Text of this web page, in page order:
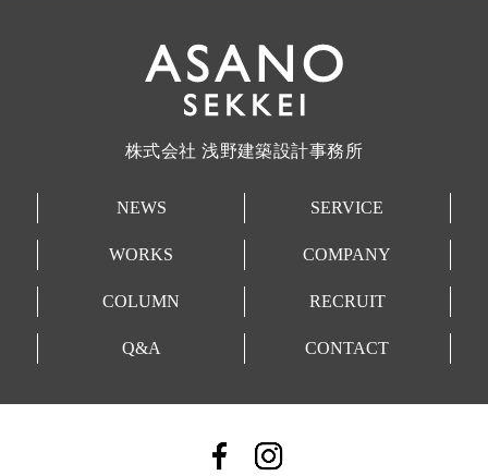
株式会社 浅野建築設計事務所
NEWS SERVICE
WORKS COMPANY
COLUMN RECRUIT
Q&A CONTACT